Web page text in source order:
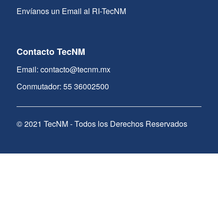
Envíanos un Email al RI-TecNM
Contacto TecNM
Email: contacto@tecnm.mx
Conmutador: 55 36002500
© 2021 TecNM - Todos los Derechos Reservados